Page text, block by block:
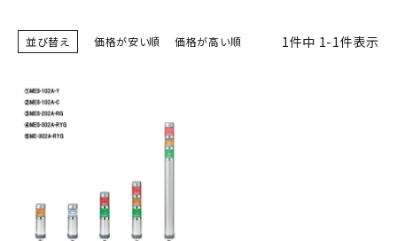
用途別改善アイデア
積層信号灯
並び替え 価格が安い順 価格が高い順 1件中 1-1件表示